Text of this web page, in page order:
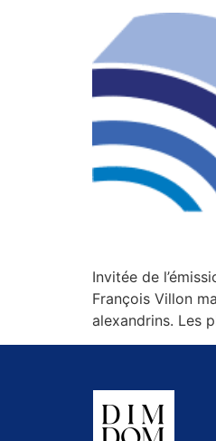
Invitée de
François Villon
alexandrins. Les